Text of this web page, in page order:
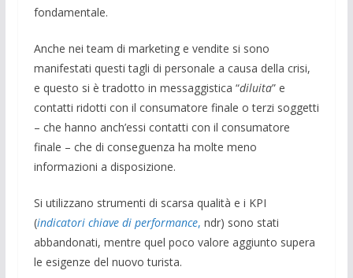
fondamentale.
Anche nei team di marketing e vendite si sono
manifestati questi tagli di personale a causa della crisi,
e questo si è tradotto in messaggistica “diluita” e
contatti ridotti con il consumatore finale o terzi soggetti
– che hanno anch’essi contatti con il consumatore
finale – che di conseguenza ha molte meno
informazioni a disposizione.
Si utilizzano strumenti di scarsa qualità e i KPI
(indicatori chiave di performance, ndr) sono stati
abbandonati, mentre quel poco valore aggiunto supera
le esigenze del nuovo turista.